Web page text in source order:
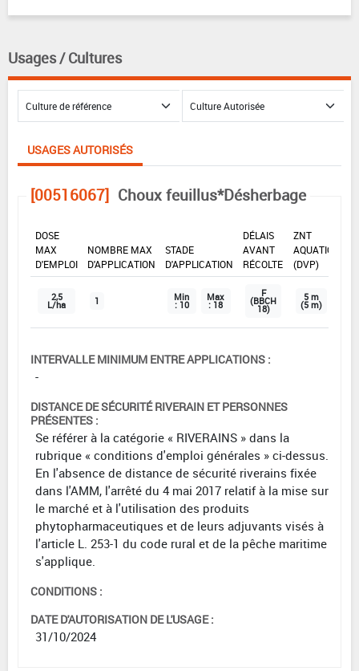
Usages / Cultures
USAGES AUTORISÉS
[00516067] Choux feuillus*Désherbage
DOSE
MAX
D'EMPLOI
NOMBRE MAX
D'APPLICATION
STADE
D'APPLICATION
DÉLAIS
AVANT
RÉCOLTE
ZNT
AQUATIQUE
(DVP)
2,5
L/ha 1 Min
: 10
Max
: 18
F
(BBCH
18)
5 m
(5 m)
INTERVALLE MINIMUM ENTRE APPLICATIONS :
-
DISTANCE DE SÉCURITÉ RIVERAIN ET PERSONNES
PRÉSENTES :
Se référer à la catégorie « RIVERAINS » dans la
rubrique « conditions d'emploi générales » ci-dessus.
En l'absence de distance de sécurité riverains fixée
dans l'AMM, l'arrêté du 4 mai 2017 relatif à la mise sur
le marché et à l'utilisation des produits
phytopharmaceutiques et de leurs adjuvants visés à
l'article L. 253-1 du code rural et de la pêche maritime
s'applique.
CONDITIONS :
DATE D'AUTORISATION DE L'USAGE :
31/10/2024